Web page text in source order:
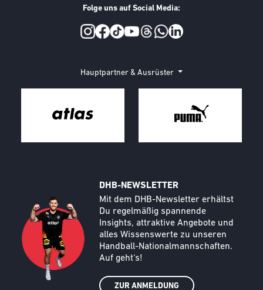
Folge uns auf Social Media:
Hauptpartner & Ausrüster
DHB-NEWSLETTER
Text
Mit dem DHB-Newsletter erhältst
Du regelmäßig spannende
Insights, attraktive Angebote und
alles Wissenswerte zu unseren
Handball-Nationalmannschaften.
Auf geht‘s!
ZUR ANMELDUNG